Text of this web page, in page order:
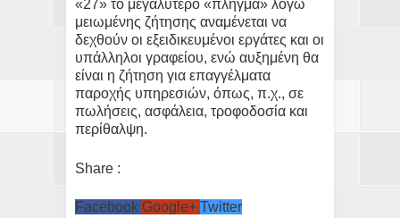
«27» το μεγαλύτερο «πλήγμα» λόγω
μειωμένης ζήτησης αναμένεται να
δεχθούν οι εξειδικευμένοι εργάτες και οι
υπάλληλοι γραφείου, ενώ αυξημένη θα
είναι η ζήτηση για επαγγέλματα
παροχής υπηρεσιών, όπως, π.χ., σε
πωλήσεις, ασφάλεια, τροφοδοσία και
περίθαλψη.
Share :
Facebook Google+ Twitter